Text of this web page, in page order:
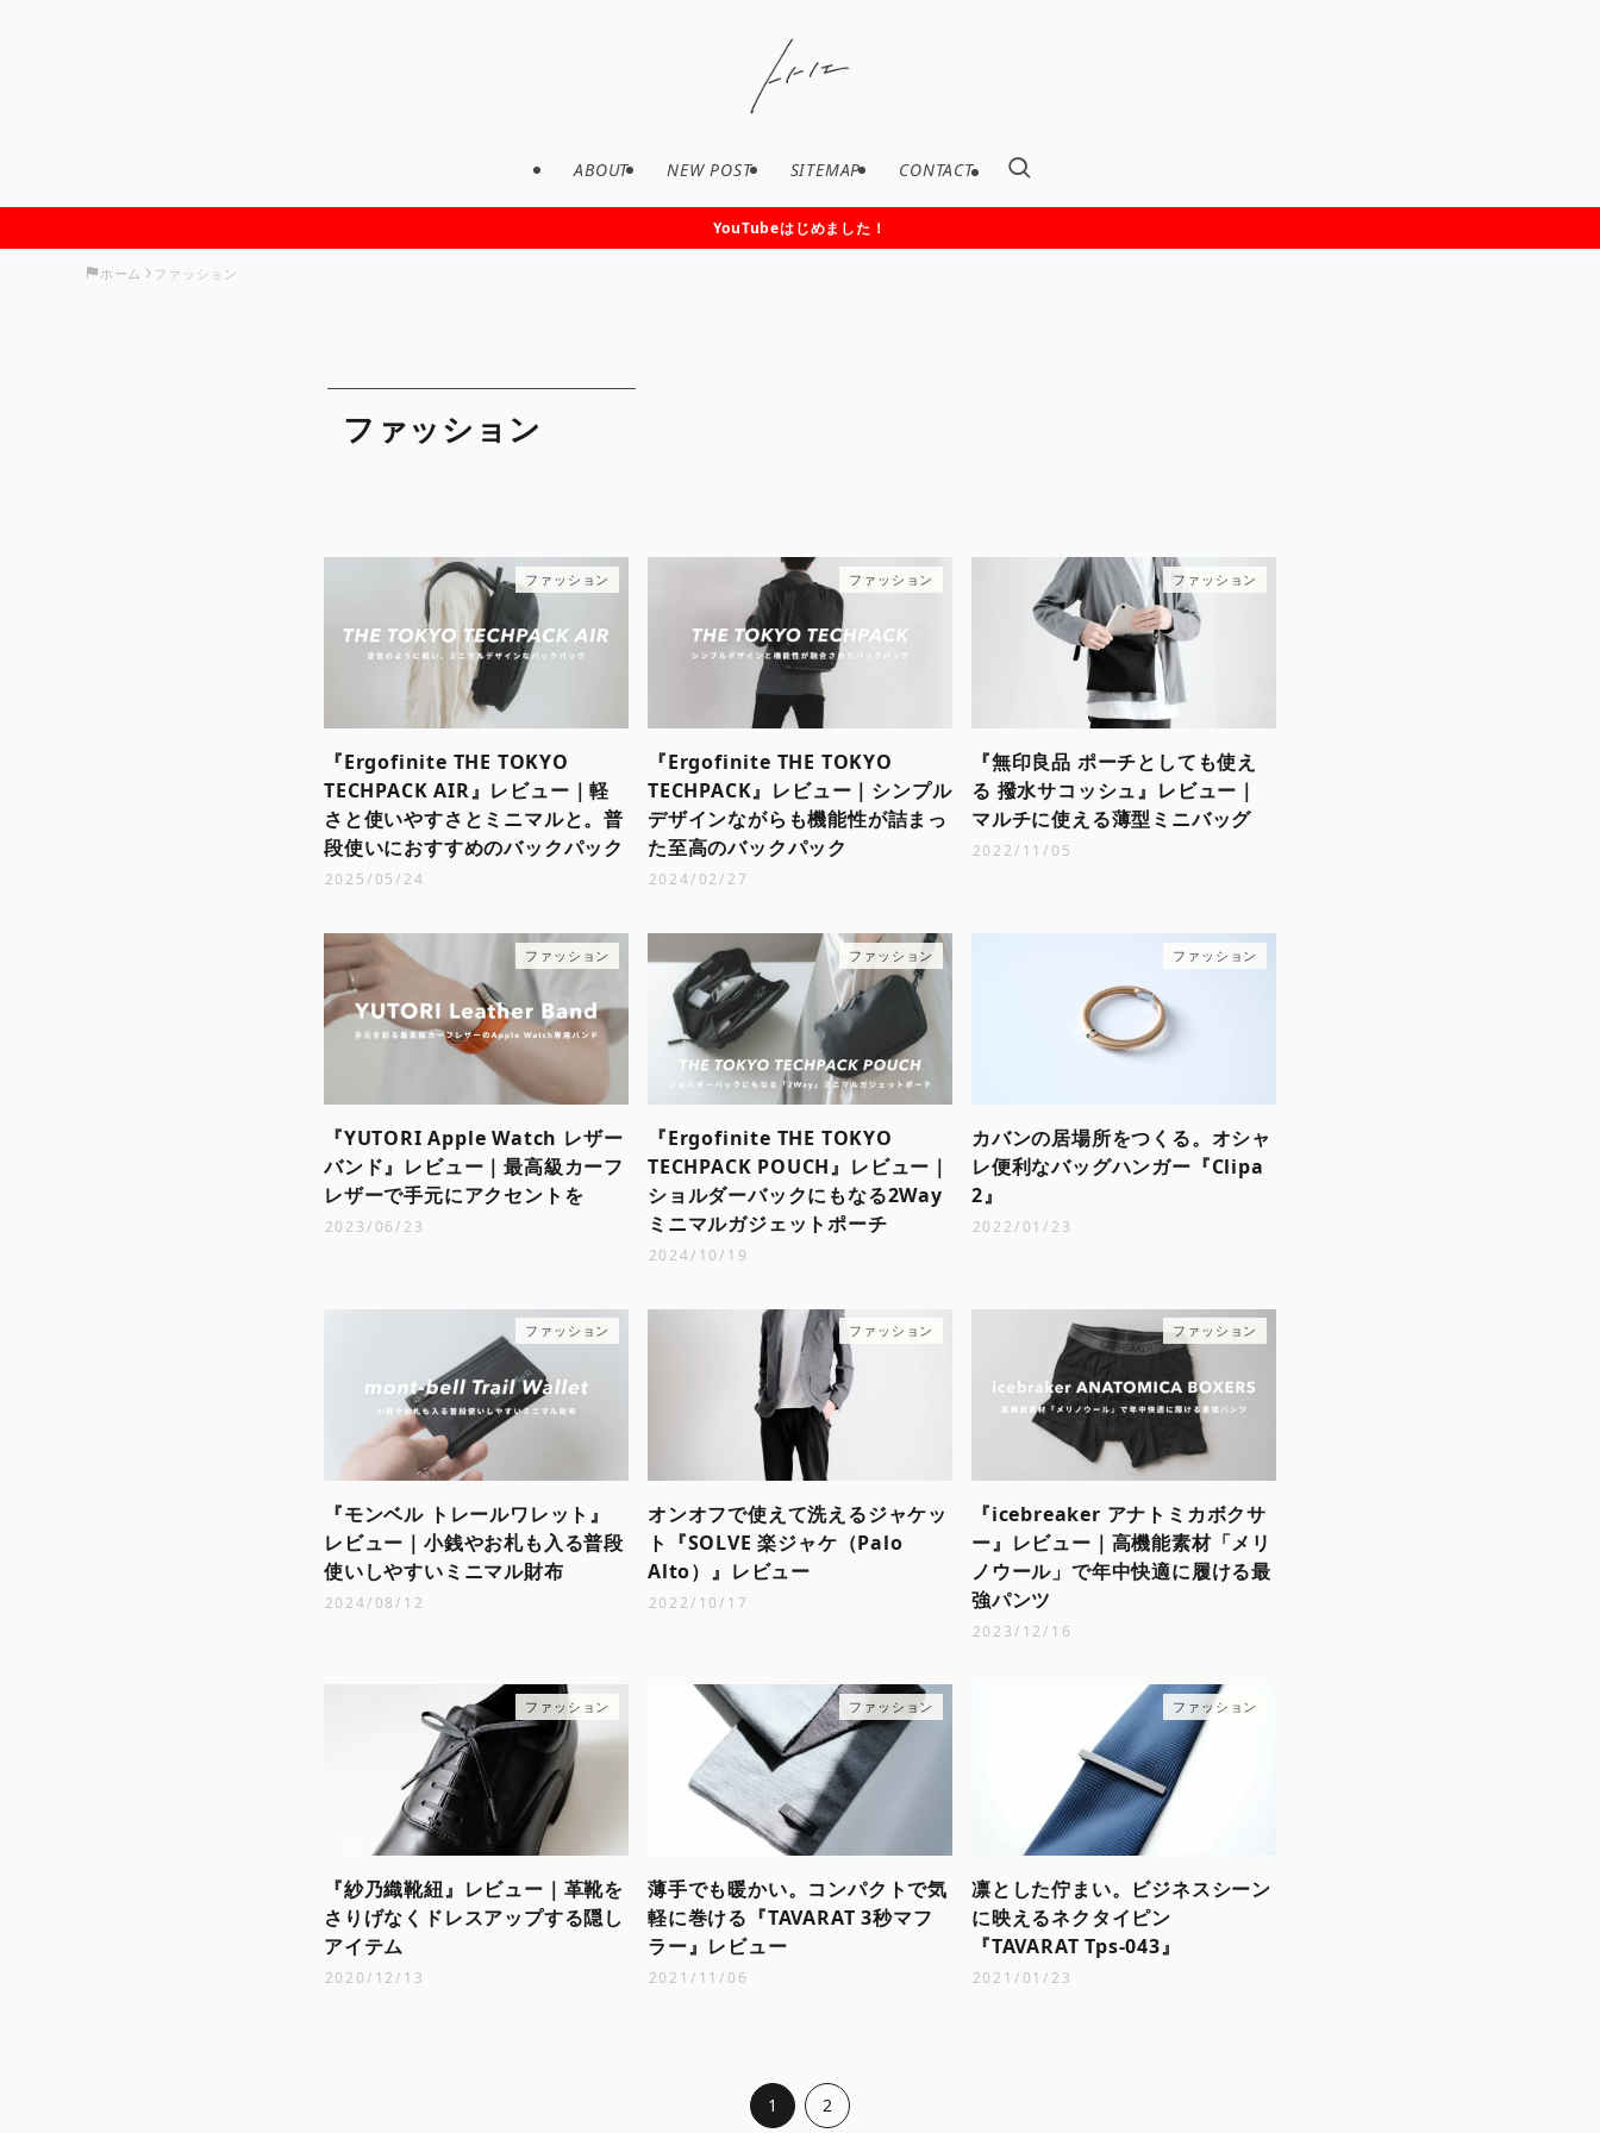
ABOUT NEW POST SITEMAP CONTACT
YouTubeはじめました！
ホーム ファッション
ファッション
ファッション
『Ergofinite THE TOKYO
TECHPACK AIR』レビュー｜軽
さと使いやすさとミニマルと。普
段使いにおすすめのバックパック
2025/05/24
ファッション
『Ergofinite THE TOKYO
TECHPACK』レビュー｜シンプル
デザインながらも機能性が詰まっ
た至高のバックパック
2024/02/27
ファッション
『無印良品 ポーチとしても使え
る 撥水サコッシュ』レビュー｜
マルチに使える薄型ミニバッグ
2022/11/05
ファッション
『YUTORI Apple Watch レザー
バンド』レビュー｜最高級カーフ
レザーで手元にアクセントを
2023/06/23
ファッション
『Ergofinite THE TOKYO
TECHPACK POUCH』レビュー｜
ショルダーバックにもなる2Way
ミニマルガジェットポーチ
2024/10/19
ファッション
カバンの居場所をつくる。オシャ
レ便利なバッグハンガー『Clipa
2』
2022/01/23
ファッション
『モンベル トレールワレット』
レビュー｜小銭やお札も入る普段
使いしやすいミニマル財布
2024/08/12
ファッション
オンオフで使えて洗えるジャケッ
ト『SOLVE 楽ジャケ（Palo
Alto）』レビュー
2022/10/17
ファッション
『icebreaker アナトミカボクサ
ー』レビュー｜高機能素材「メリ
ノウール」で年中快適に履ける最
強パンツ
2023/12/16
ファッション
『紗乃織靴紐』レビュー｜革靴を
さりげなくドレスアップする隠し
アイテム
2020/12/13
ファッション
薄手でも暖かい。コンパクトで気
軽に巻ける『TAVARAT 3秒マフ
ラー』レビュー
2021/11/06
ファッション
凛とした佇まい。ビジネスシーン
に映えるネクタイピン
『TAVARAT Tps-043』
2021/01/23
1 2